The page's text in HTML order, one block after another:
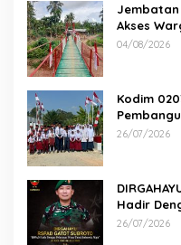
Jembatan
Akses
Aman
04/08/2026
Kodim
Paluh Manis
26/07/2026
Hadir
Indonesia
26/07/2026